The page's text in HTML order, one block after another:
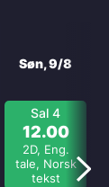
Søn, 9/8
Sal 4
12.00
2D, Eng.
tale, Norsk
tekst